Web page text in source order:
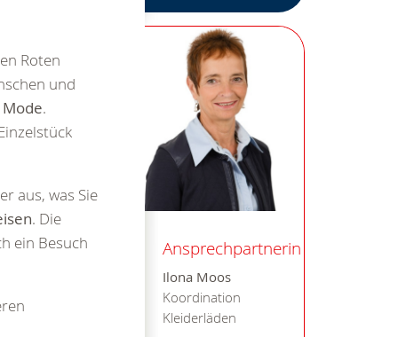
Ansprechpartnerin
Ilona Moos
Koordination
Kleiderläden
Roten
und
Mode.
aus, was Sie
. Die
ein Besuch